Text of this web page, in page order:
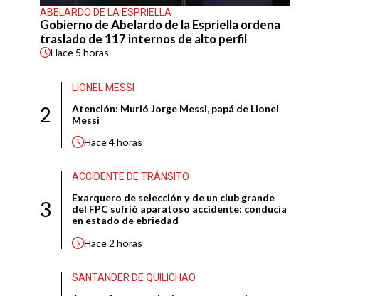
ABELARDO DE LA ESPRIELLA
Gobierno de Abelardo de la Espriella ordena
traslado de 117 internos de alto perfil
Hace 5 horas
2
LIONEL MESSI
Atención: Murió Jorge Messi, papá de Lionel
Messi
Hace4 horas
3
ACCIDENTE DE TRÁNSITO
Exarquero de selección y de un club grande
del FPC sufrió aparatoso accidente: conducía
en estado de ebriedad
Hace2 horas
SANTANDER DE QUILICHAO